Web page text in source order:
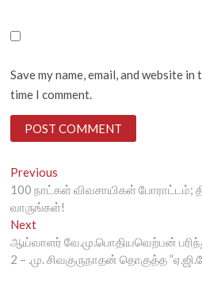
Save my name, email, and website
time I comment.
Post
navigation
Previous
post:
100 நாட்கள் விவசாயிகள் போராட்டம்;
வாருங்கள்!
NextNext
post:
ஆய்வாளர் வே.மு.பொதியவெற்பன்
2 – .மு. சிவகுருநாதன் தொகுத்த